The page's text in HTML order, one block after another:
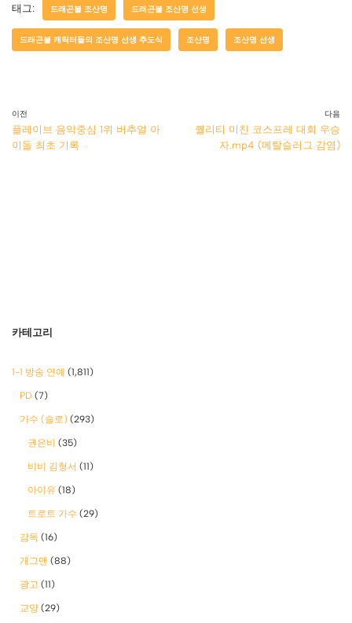
태그: 드래곤볼 조산명 드래곤볼 조산명 선생
드래곤볼 캐릭터들의 조산명 선생 추도식 조산명 조산명 선생
이전
플레이브 음악중심 1위 버추얼 아
이돌 최초 기록
다음
퀄리티 미친 코스프레 대회 우승
자.mp4 (메탈슬러그 감염)
카테고리
1-1 방송 연예 (1,811)
PD (7)
가수 (솔로) (293)
권은비 (35)
비비 김형서 (11)
아이유 (18)
트로트 가수 (29)
감독 (16)
개그맨 (88)
광고 (11)
교양 (29)